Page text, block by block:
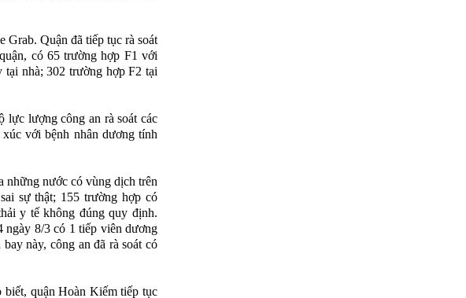
Quận đã tiếp tục rà soát
có 65 trường hợp F1 với
nhà; 302 trường hợp F2 tại
lực lượng công an rà soát các
với bệnh nhân dương tính
những nước có vùng dịch trên
sự thật; 155 trường hợp có
y tế không đúng quy định.
8/3 có 1 tiếp viên dương
này, công an đã rà soát có
quận Hoàn Kiếm tiếp tục